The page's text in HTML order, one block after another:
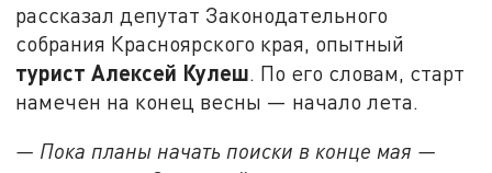
рассказал депутат Законодательного
собрания Красноярского края, опытный
турист Алексей Кулеш . По его словам, старт
намечен на конец весны — начало лета.
— Пока планы начать поиски в конце мая —